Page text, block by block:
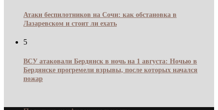
Атаки беспилотников на Сочи: как обстановка в
Лазаревском и стоит ли ехать
5
ВСУ атаковали Бердянск в ночь на 1 августа: Ночью в
Бердянске прогремели взрывы, после которых начался
пожар